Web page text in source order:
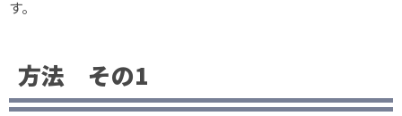
す。
方法 その1